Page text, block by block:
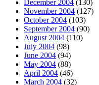
December 2004 (130)
November 2004 (127)
October 2004 (103)
September 2004 (90)
August 2004 (110)
July 2004 (98)
June 2004 (94)
May 2004 (88)
April 2004 (46)
March 2004 (32)